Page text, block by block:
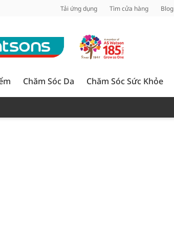
Tải ứng dụng Tìm cửa hàng Blog
Chăm Sóc Da Chăm Sóc Sức Khỏe